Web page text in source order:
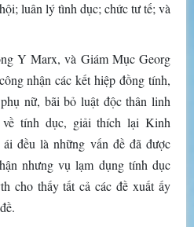
luân lý tình dục; chức tư tế; và
Y Marx, và Giám Mục Georg
nhận các kết hiệp đồng tính,
nữ, bãi bỏ luật độc thân linh
tính dục, giải thích lại Kinh
đều là những vấn đề đã được
nhưng vụ lạm dụng tính dục
cho thấy tất cả các đề xuất ấy